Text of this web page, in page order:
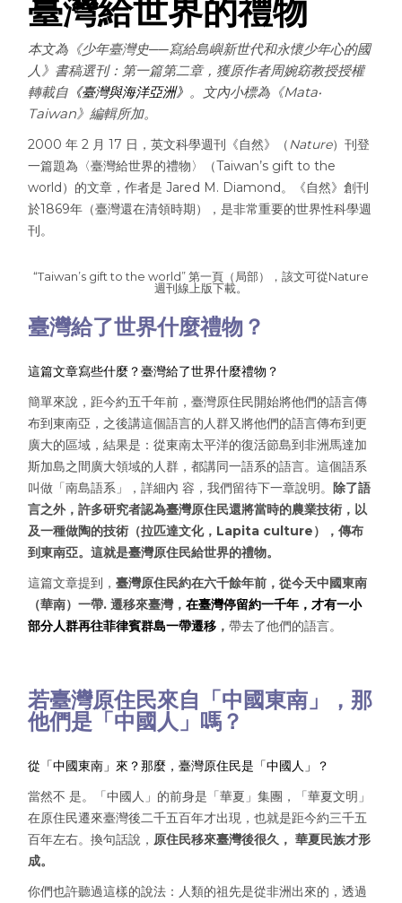
臺灣給世界的禮物
本文為《少年臺灣史──寫給島嶼新世代和永懷少年心的國
人》書稿選刊：第一篇第二章，獲原作者周婉窈教授授權
轉載自 《臺灣與海洋亞洲》 。文內小標為《Mata‧
Taiwan》編輯所加。
2000 年 2 月 17 日，英文科學週刊《自然》（ Nature）刊登
一篇題為〈臺灣給世界的禮物〉（Taiwan’s gift to the
world）的文章，作者是 Jared M. Diamond。《自然》創刊
於1869年（臺灣還在清領時期），是非常重要的世界性科學週
刊。
“Taiwan’s gift to the world” 第一頁（局部），該文可從Nature
週刊線上版下載。
臺灣給了世界什麼禮物？
這篇文章寫些什麼？臺灣給了世界什麼禮物？
簡單來說，距今約五千年前，臺灣原住民開始將他們的語言傳
布到東南亞，之後講這個語言的人群又將他們的語言傳布到更
廣大的區域，結果是：從東南太平洋的復活節島到非洲馬達加
斯加島之間廣大領域的人群，都講同一語系的語言。這個語系
叫做「南島語系」，詳細內 容，我們留待下一章說明。除了語
言之外，許多研究者認為臺灣原住民還將當時的農業技術，以
及一種做陶的技術（拉匹達文化，Lapita culture），傳布
到東南亞。這就是臺灣原住民給世界的禮物。
這篇文章提到，臺灣原住民約在六千餘年前，從今天中國東南
（華南）一帶. 遷移來臺灣，在臺灣停留約一千年，才有一小
部分人群再往菲律賓群島一帶遷移 ，帶去了他們的語言。
若臺灣原住民來自「中國東南」，那
他們是「中國人」嗎？
從「中國東南」來？那麼，臺灣原住民是「中國人」？
當然不 是。「中國人」的前身是「華夏」集團，「華夏文明」
在原住民遷來臺灣後二千五百年才出現，也就是距今約三千五
百年左右。換句話說， 原住民移來臺灣後很久， 華夏民族才形
成。
你們也許聽過這樣的說法：人類的祖先是從非洲出來的，透過